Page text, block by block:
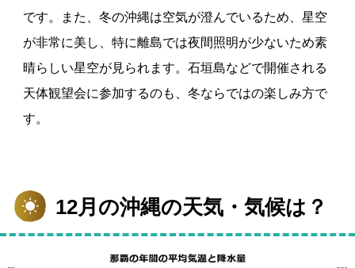
です。また、冬の沖縄は空気が澄んでいるため、星空
が非常に美し、特に離島では夜間照明が少ないため素
晴らしい星空が見られます。石垣島などで開催される
天体観望会に参加するのも、冬ならではの楽しみ方で
す。
12月の沖縄の天気・気候は？